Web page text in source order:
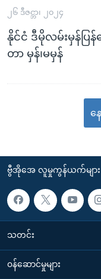
၂၆ ဒီဇင္ဘာ၊ ၂၀၂၄
နိုင်ငံ ဒီမိုလမ်းမှန်ပြ
တာ မှန်၊မမှန်
န
ဗွီအိုအေ လူမှုကွန်ယက်များ
သတင်း
၀န်ဆောင်မှုများ